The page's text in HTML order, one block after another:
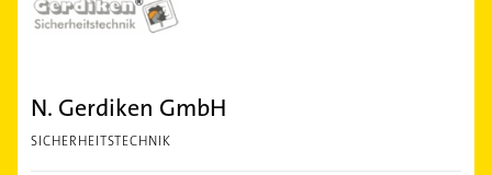
N. Gerdiken GmbH
SICHERHEITSTECHNIK